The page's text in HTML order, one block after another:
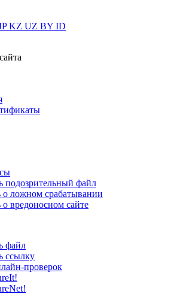
KZ UZ BY ID
подозрительный файл
ложном срабатывании
вредоносном сайте
файл
ссылку
проверок